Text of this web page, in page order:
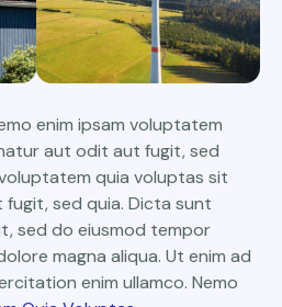
enim ipsam voluptatem
aut odit aut fugit, sed
quia voluptas sit
sed quia. Dicta sunt
sed do eiusmod tempor
magna aliqua. Ut enim ad
enim ullamco. Nemo